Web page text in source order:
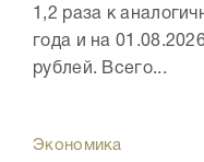
1,2 раза к
года и на
рублей. Всего...
Экономика